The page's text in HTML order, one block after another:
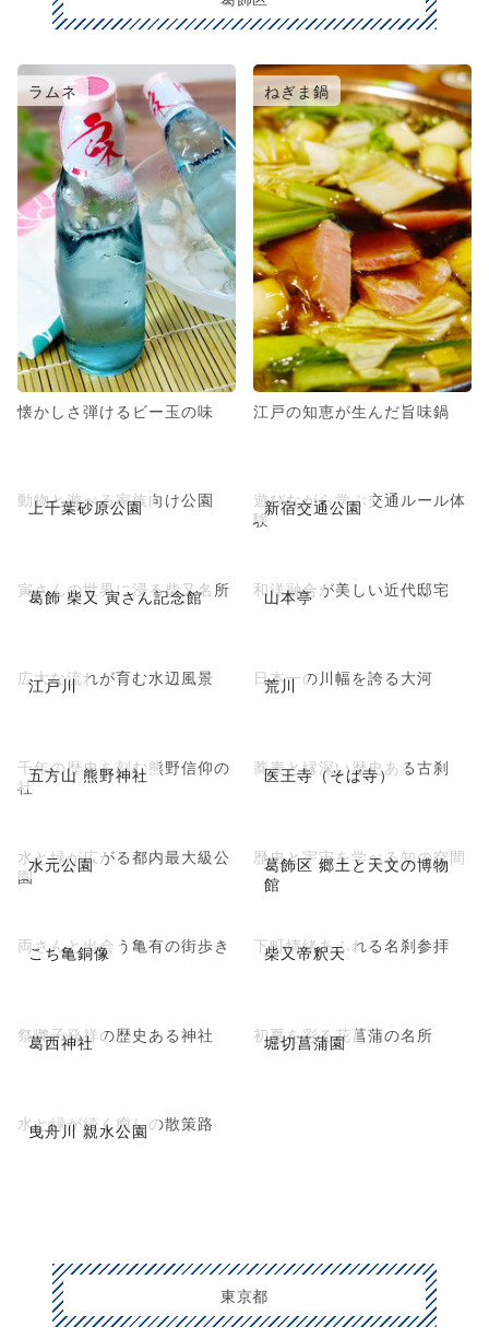
ラムネ
懐かしさ弾けるビー玉の味
ねぎま鍋
江戸の知恵が生んだ旨味鍋
上千葉砂原公園
動物と遊べる家族向け公園 新宿交通公園
遊びながら学ぶ交通ルール体
験
葛飾 柴又 寅さん記念館
寅さんの世界に浸る柴又名所 山本亭
和洋融合が美しい近代邸宅
江戸川
広大な流れが育む水辺風景 荒川
日本一の川幅を誇る大河
五方山 熊野神社
千年の歴史を刻む熊野信仰の
社
医王寺（そば寺）
蕎麦と縁深い歴史ある古刹
水元公園
水と緑が広がる都内最大級公
園
葛飾区 郷土と天文の博物
館
歴史と宇宙を学べる知の空間
こち亀銅像
両さんと出会う亀有の街歩き 柴又帝釈天
下町情緒あふれる名刹参拝
葛西神社
祭囃子発祥の歴史ある神社 堀切菖蒲園
初夏を彩る花菖蒲の名所
曳舟川 親水公園
水と緑が続く癒しの散策路
東京都